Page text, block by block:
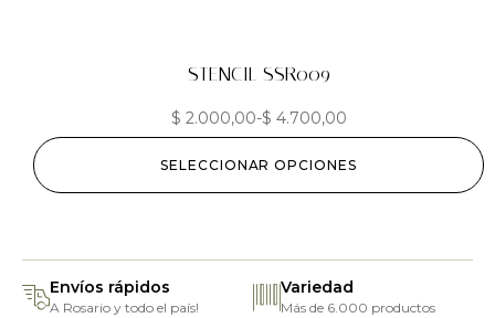
STENCIL SSR009
$ 2.000,00-$ 4.700,00
SELECCIONAR OPCIONES
Envíos rápidos
A Rosario y todo el país!
Variedad
Más de 6.000 productos